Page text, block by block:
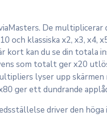
De multiplicerar
och klassiska x2, x3, x4,
kort kan du se din totala
som totalt ger x20
lyser upp skärmen
ger ett dundrande
driver den